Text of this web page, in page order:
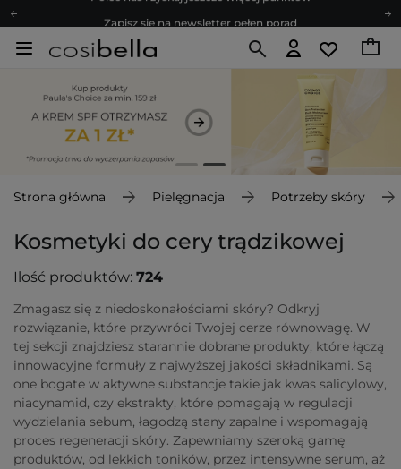
Bezpłatne konsultacje kosmetologiczne
Poleć nas i zyskaj jeszcze więcej punktów
Zapisz się na newsletter pełen porad
Strona główna Pielęgnacja Potrzeby skóry
Kosmetyki do cery trądzikowej
Ilość produktów: 724
Zmagasz się z niedoskonałościami skóry? Odkryj
rozwiązanie, które przywróci Twojej cerze równowagę. W
tej sekcji znajdziesz starannie dobrane produkty, które łączą
innowacyjne formuły z najwyższej jakości składnikami. Są
one bogate w aktywne substancje takie jak kwas salicylowy,
niacynamid, czy ekstrakty, które pomagają w regulacji
wydzielania sebum, łagodzą stany zapalne i wspomagają
proces regeneracji skóry. Zapewniamy szeroką gamę
produktów, od lekkich toników, przez intensywne serum, aż